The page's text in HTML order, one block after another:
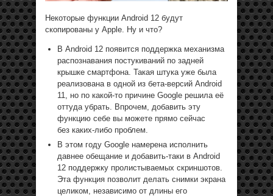
Некоторые функции Android 12 будут
скопированы у Apple. Ну и что?
В Android 12 появится поддержка механизма
распознавания постукиваний по задней
крышке смартфона. Такая штука уже была
реализована в одной из бета-версий Android
11, но по какой-то причине Google решила её
оттуда убрать. Впрочем, добавить эту
функцию себе вы можете прямо сейчас
без каких-либо проблем.
В этом году Google намерена исполнить
давнее обещание и добавить-таки в Android
12 поддержку пролистываемых скриншотов.
Эта функция позволит делать снимки экрана
целиком, независимо от длины его